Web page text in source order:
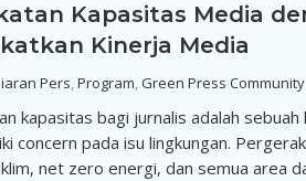
Kapasitas Media
Kinerja Media
Pers,Program,Green Press Community
kapasitas bagi jurnalis adalah sebuah
concern pada isu lingkungan.
net zero energi, dan semua area